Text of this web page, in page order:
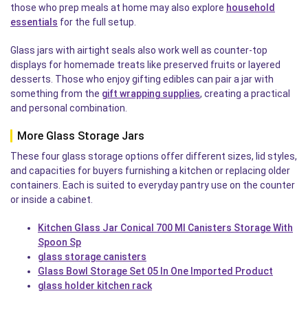
those who prep meals at home may also explore household
essentials for the full setup.
Glass jars with airtight seals also work well as counter-top
displays for homemade treats like preserved fruits or layered
desserts. Those who enjoy gifting edibles can pair a jar with
something from the gift wrapping supplies, creating a practical
and personal combination.
More Glass Storage Jars
These four glass storage options offer different sizes, lid styles,
and capacities for buyers furnishing a kitchen or replacing older
containers. Each is suited to everyday pantry use on the counter
or inside a cabinet.
Kitchen Glass Jar Conical 700 Ml Canisters Storage With
Spoon Sp
glass storage canisters
Glass Bowl Storage Set 05 In One Imported Product
glass holder kitchen rack